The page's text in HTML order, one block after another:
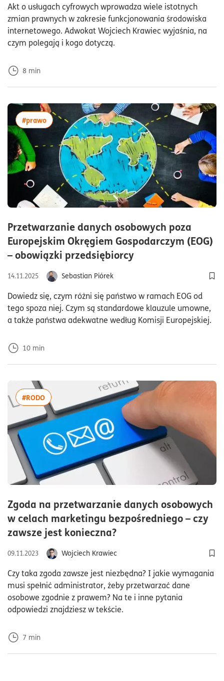
Akt o usługach cyfrowych wprowadza wiele istotnych
zmian prawnych w zakresie funkcjonowania środowiska
internetowego. Adwokat Wojciech Krawiec wyjaśnia, na
czym polegają i kogo dotyczą.
8 min
Przetwarzanie danych osobowych poza
Europejskim Okręgiem Gospodarczym (EOG)
– obowiązki przedsiębiorcyczas
14.11.2025
Sebastian Piórek
Dowiedz się, czym różni się państwo w ramach EOG od
tego spoza niej. Czym są standardowe klauzule umowne,
a także państwa adekwatne według Komisji Europejskiej.
10 min
#prawowięcej artykułów z tagiem:#prawo
Zgoda na przetwarzanie danych osobowych
w celach marketingu bezpośredniego – czy
zawsze jest konieczna?czas czytania7minuty
09.11.2023
Wojciech Krawiec
Czy taka zgoda zawsze jest niezbędna? I jakie wymagania
musi spełnić administrator, żeby przetwarzać dane
osobowe zgodnie z prawem? Na te i inne pytania
odpowiedzi znajdziesz w tekście.
7 min
#RODOwięcej artykułów z tagiem:#RODO